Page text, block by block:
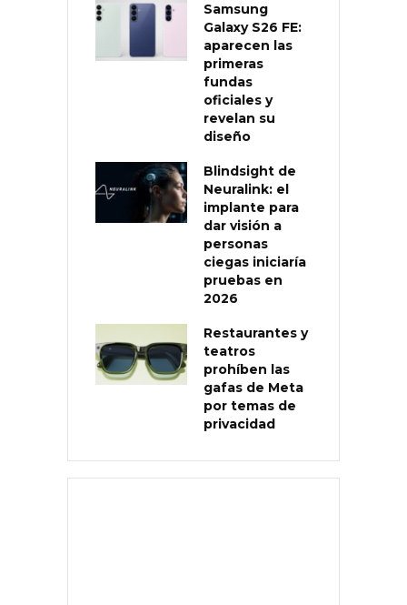
Samsung
Galaxy S26 FE:
aparecen las
primeras
fundas
oficiales y
revelan su
diseño
Blindsight de
Neuralink: el
implante para
dar visión a
personas
ciegas iniciaría
pruebas en
2026
Restaurantes y
teatros
prohíben las
gafas de Meta
por temas de
privacidad